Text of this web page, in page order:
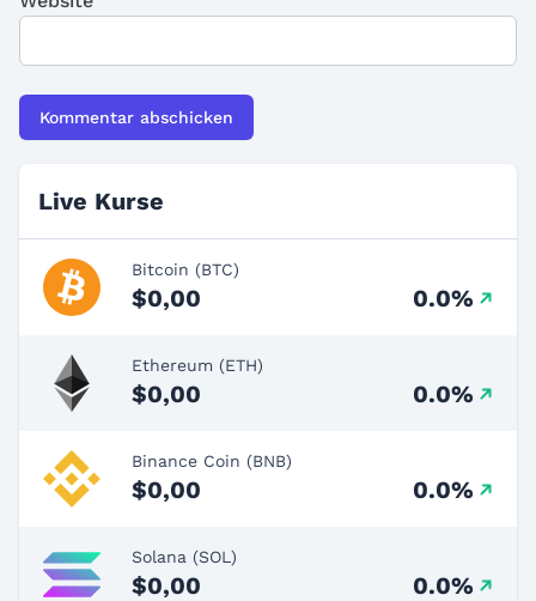
Live Kurse
Bitcoin (BTC)
$0,00 0.0%
Ethereum (ETH)
$0,00 0.0%
Binance Coin (BNB)
$0,00 0.0%
Solana (SOL)
$0,00 0.0%